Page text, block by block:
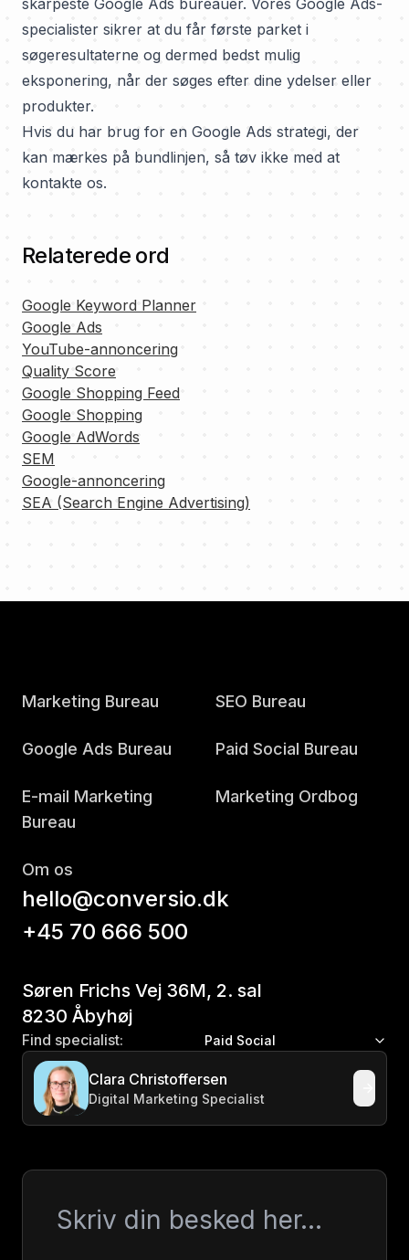
skarpeste Google Ads bureauer. Vores Google Ads-
specialister sikrer at du får første parket i
søgeresultaterne og dermed bedst mulig
eksponering, når der søges efter dine ydelser eller
produkter.
Hvis du har brug for en Google Ads strategi, der
kan mærkes på bundlinjen, så tøv ikke med at
kontakte os.
Relaterede ord
Google Keyword Planner
Google Ads
YouTube-annoncering
Quality Score
Google Shopping Feed
Google Shopping
Google AdWords
SEM
Google-annoncering
SEA (Search Engine Advertising)
Marketing Bureau SEO Bureau
Google Ads Bureau Paid Social Bureau
E-mail Marketing
Bureau
Marketing Ordbog
Om os
hello@conversio.dk
+45 70 666 500
Søren Frichs Vej 36M, 2. sal
8230 Åbyhøj
Find specialist: Paid Social
Clara Christoffersen
Digital Marketing Specialist